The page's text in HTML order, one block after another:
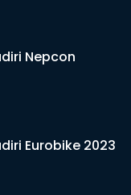
Nepcon
Eurobike 2023